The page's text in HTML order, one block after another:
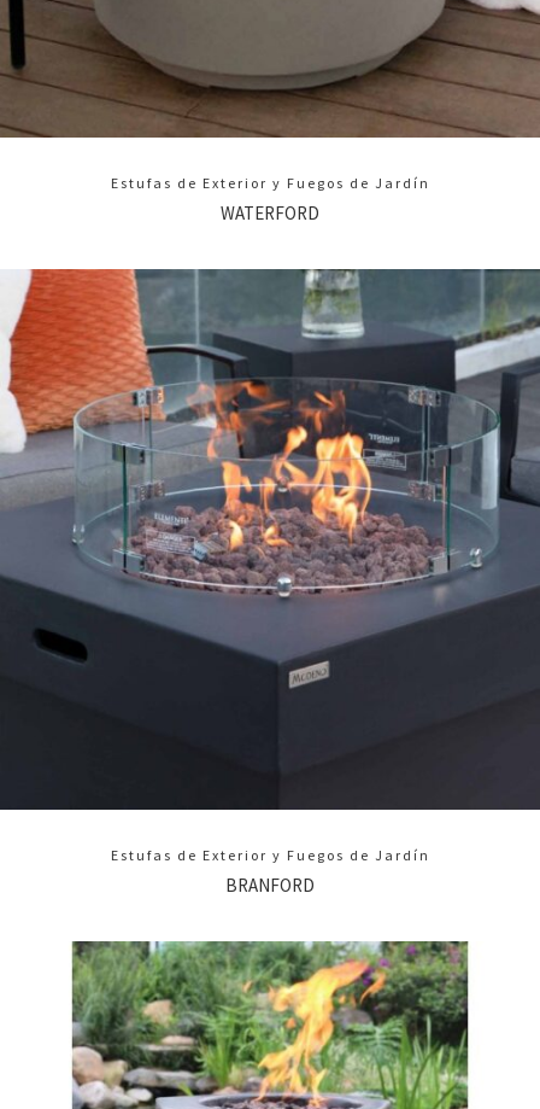
Estufas de Exterior y Fuegos de Jardín
WATERFORD
Estufas de Exterior y Fuegos de Jardín
BRANFORD